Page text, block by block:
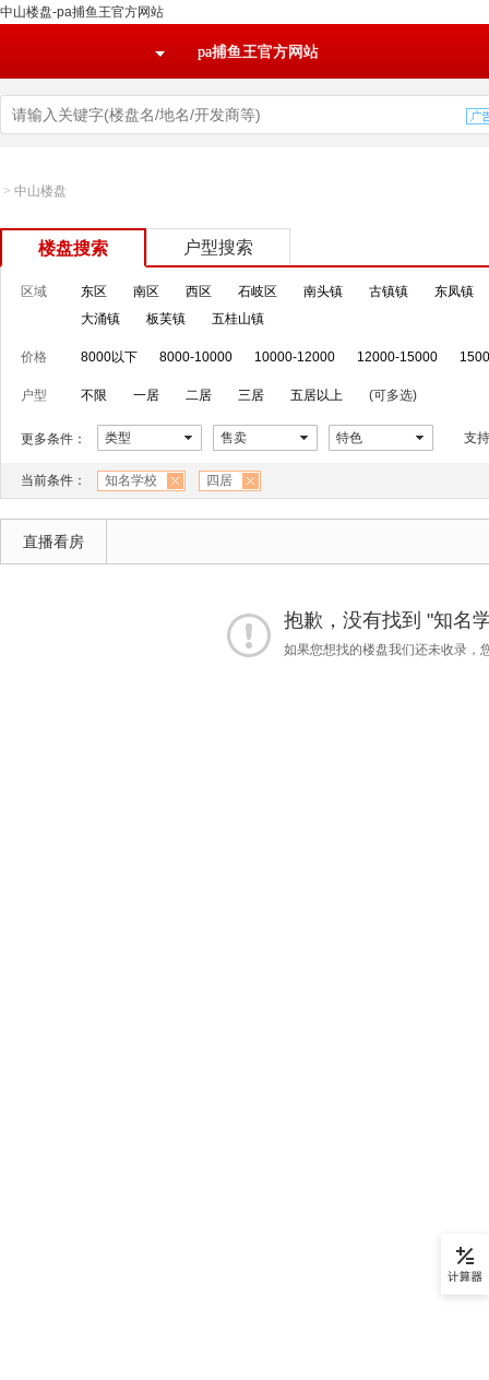
中山楼盘-pa捕鱼王官方网站
pa捕鱼王官方网站
> 中山楼盘
楼盘搜索 户型搜索
区域 东区 南区 西区 石岐区 南头镇 古镇镇
东凤镇
大涌镇
板芙镇 五桂山镇
价格 8000以下 8000-10000 10000-12000 12000-15000
户型 不限 一居 二居 三居 五居以上 (可多选)
更多条件： 类型 售卖 特色 支
当前条件： 知名学校 四居
直播看房
抱歉，没有找到 "知名
如果您想找的楼盘我们还未收录，